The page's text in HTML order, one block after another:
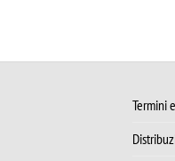
Termini